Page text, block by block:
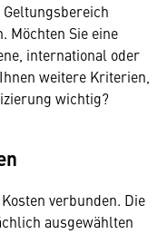
Möchten Sie eine
international oder
weitere Kriterien,
wichtig?
verbunden. Die
ausgewählten